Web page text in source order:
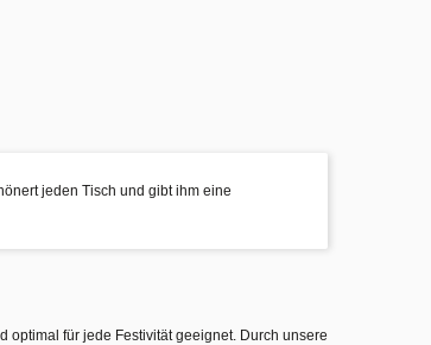
jeden Tisch und gibt ihm eine
optimal für jede Festivität geeignet. Durch unsere